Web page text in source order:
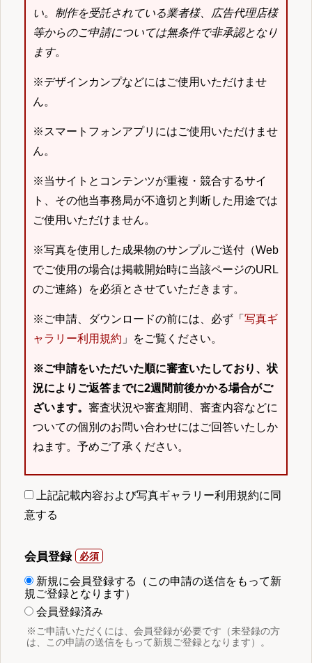
い。 制作を受託されている業者様、広告代理店様
等からのご申請については無条件で非承認となり
ます。
※デザインカンプなどにはご使用いただけませ
ん。
※スマートフォンアプリにはご使用いただけませ
ん。
※当サイトとコンテンツが重複・競合するサイ
ト、その他当事務局が不適切と判断した用途では
ご使用いただけません。
※写真を使用した成果物のサンプルご送付（Web
でご使用の場合は掲載開始時に当該ページのURL
のご連絡）を必須とさせていただきます。
※ご申請、ダウンロードの前には、必ず「 写真ギ
ャラリー利用規約 」をご覧ください。
※ご申請をいただいた順に審査いたしており、状
況によりご返答までに2週間前後かかる場合がご
ざいます。 審査状況や審査期間、審査内容などに
ついての個別のお問い合わせにはご回答いたしか
ねます。予めご了承ください。
上記記載内容および写真ギャラリー利用規約に同
意する
会員登録
新規に会員登録する（この申請の送信をもって新
規ご登録となります）
会員登録済み
※ご申請いただくには、会員登録が必要です（未登録の方
は、この申請の送信をもって新規ご登録となります）。